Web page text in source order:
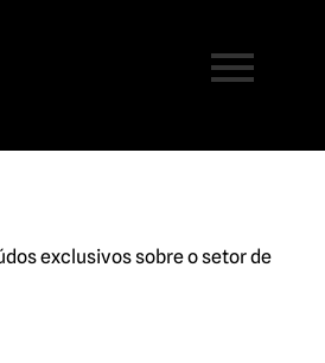
exclusivos sobre o setor de